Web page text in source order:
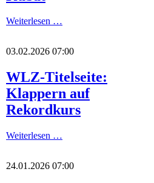
Weiterlesen …
03.02.2026 07:00
WLZ-Titelseite:
Klappern auf
Rekordkurs
Weiterlesen …
24.01.2026 07:00